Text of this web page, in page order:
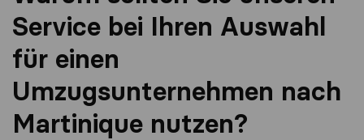
Service bei Ihren Auswahl
für einen
Umzugsunternehmen nach
Martinique nutzen?